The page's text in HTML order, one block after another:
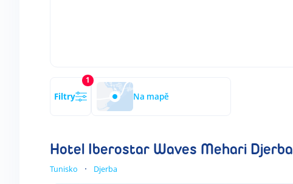
Filtry
1
Na mapě
Hotel Iberostar Waves Mehari Djerba
Tunisko Djerba